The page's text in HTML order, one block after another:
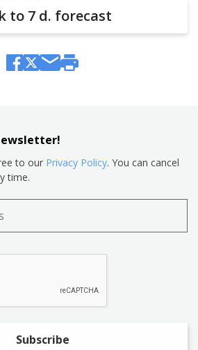
to 7 d. forecast
to our Privacy Policy. You can cancel
time.